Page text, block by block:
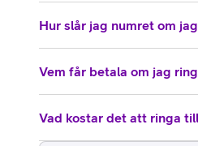
Hur slår jag numret om
Vem får betala om jag
Vad kostar det att ringa